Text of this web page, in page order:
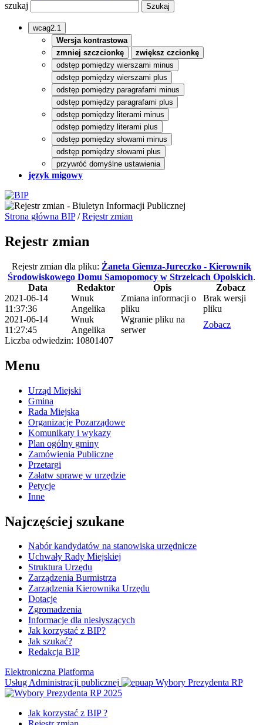
szukaj
wcag2.1
Wersja kontrastowa
zmniej szczcionkę
zwiększ czcionkę
odstęp pomiędzy wierszami minus
odstęp pomiędzy wierszami plus
odstęp pomiędzy paragrafami minus
odstęp pomiędzy paragrafami plus
odstęp pomiędzy literami minus
odstęp pomiędzy literami plus
odstęp pomiędzy słowami minus
odstęp pomiędzy słowami plus
przywróć domyślne ustawienia
język migowy
Strona główna BIP/Rejestr zmian
Rejestr zmian
Rejestr zmian dla pliku: Żaneta Giemza-Jureczko - Kierownik
Środowiskowego Domu Samopomocy w Strzelcach Opolskich.
Data
Redaktor Opis
Zobacz
2021-06-14
11:37:36
Wnuk
Angelika
Zmiana informacji o
pliku
Brak wersji
pliku
2021-06-14
11:27:45
Wnuk
Angelika
Wgranie pliku na
serwer
Zobacz
Liczba odwiedzin: 10801407
Menu
Urząd Miejski
Gmina
Rada Miejska
Organizacje Pozarządowe
Komunikaty i wykazy
Plan ogólny gminy
Zamówienia Publiczne
Przetargi
Załatw sprawę w urzędzie
Petycje
Inne
Najczęściej szukane
Nabór kandydatów na stanowiska urzędnicze
Uchwały Rady Miejskiej
Struktura Urzędu
Zarządzenia Burmistrza
Zarządzenia Kierownika Urzędu
Dotacje
Zgromadzenia
Informacje dla niesłyszących
Jak korzystać z BIP?
Jak szukać?
Redakcja BIP
Elektroniczna Platforma
Usług Administracji publicznej
Wybory Prezydenta RP
Jak korzystać z BIP ?